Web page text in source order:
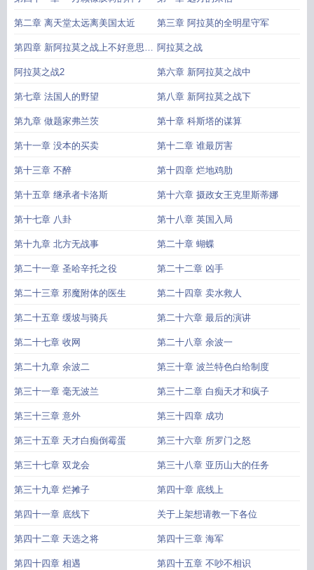
第二章 离天堂太远离美国太近 第三章 阿拉莫的全明星守军
第四章 新阿拉莫之战上不好意思之
前给草稿发出去了
阿拉莫之战
阿拉莫之战2 第六章 新阿拉莫之战中
第七章 法国人的野望 第八章 新阿拉莫之战下
第九章 做题家弗兰茨 第十章 科斯塔的谋算
第十一章 没本的买卖 第十二章 谁最厉害
第十三章 不醉 第十四章 烂地鸡肋
第十五章 继承者卡洛斯 第十六章 摄政女王克里斯蒂娜
第十七章 八卦 第十八章 英国入局
第十九章 北方无战事 第二十章 蝴蝶
第二十一章 圣哈辛托之役 第二十二章 凶手
第二十三章 邪魔附体的医生 第二十四章 卖水救人
第二十五章 缓坡与骑兵 第二十六章 最后的演讲
第二十七章 收网 第二十八章 余波一
第二十九章 余波二 第三十章 波兰特色白给制度
第三十一章 毫无波兰 第三十二章 白痴天才和疯子
第三十三章 意外 第三十四章 成功
第三十五章 天才白痴倒霉蛋 第三十六章 所罗门之怒
第三十七章 双龙会 第三十八章 亚历山大的任务
第三十九章 烂摊子 第四十章 底线上
第四十一章 底线下 关于上架想请教一下各位
第四十二章 天选之将 第四十三章 海军
第四十四章 相遇 第四十五章 不吵不相识